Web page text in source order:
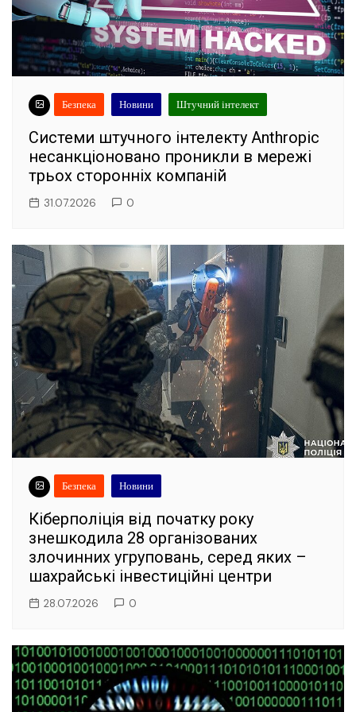
Безпека Новини Штучний інтелект
Системи штучного інтелекту Anthropic
несанкціоновано проникли в мережі
трьох сторонніх компаній
31.07.2026 0
Безпека Новини
Кіберполіція від початку року
знешкодила 28 організованих
злочинних угруповань, серед яких –
шахрайські інвестиційні центри
28.07.2026 0